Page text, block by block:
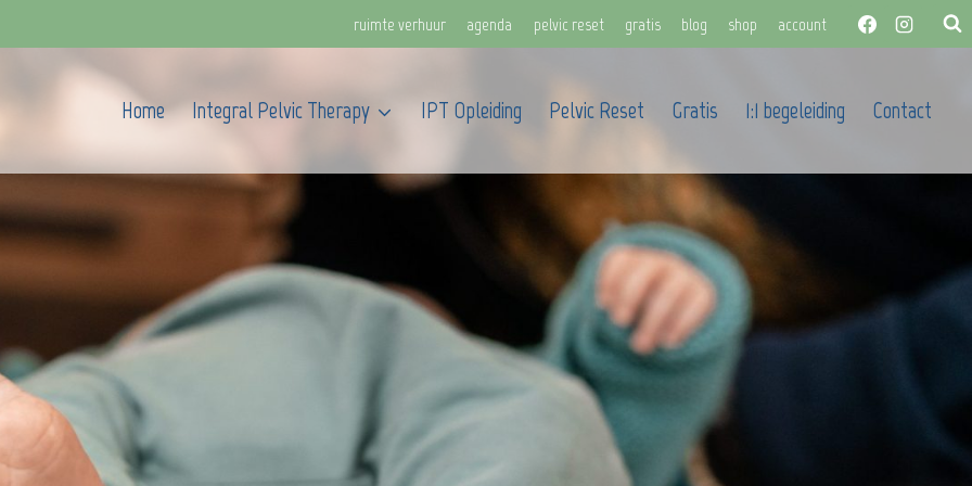
ruimte verhuur agenda pelvic reset gratis blog shop account
Home Integral Pelvic Therapy IPT Opleiding Pelvic Reset Gratis 1:1 begeleiding Contact